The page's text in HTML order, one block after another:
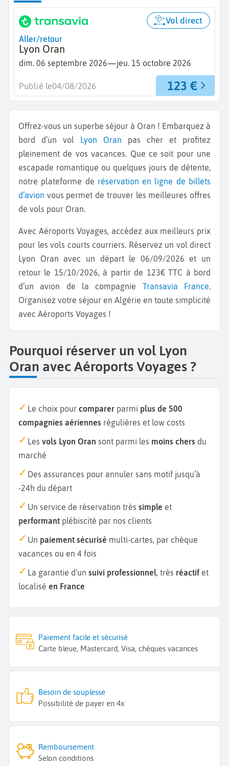
Aller/retour
Lyon Oran
dim. 06 septembre 2026—jeu. 15 octobre 2026
Vol direct
123 €
Publié le04/08/2026
Offrez-vous un superbe séjour à Oran ! Embarquez à
bord d’un vol Lyon Oran pas cher et profitez
pleinement de vos vacances. Que ce soit pour une
escapade romantique ou quelques jours de détente,
notre plateforme de réservation en ligne de billets
d’avion vous permet de trouver les meilleures offres
de vols pour Oran.
Avec Aéroports Voyages, accédez aux meilleurs prix
pour les vols courts courriers. Réservez un vol direct
Lyon Oranavec un départ le 06/09/2026 et un
retour le 15/10/2026, à partir de 123€ TTC à bord
d’un avion de la compagnie Transavia France.
Organisez votre séjour en Algérie en toute simplicité
avec Aéroports Voyages !
Pourquoi réserver un vol Lyon
Oran avec Aéroports Voyages ?
Le choix pour comparer parmi plus de 500
compagnies aériennes régulières et low costs
Les vols Lyon Oran sont parmi les moins chers du
marché
Des assurances pour annuler sans motif jusqu’à
-24h du départ
Un service de réservation très simple et
performant plébiscité par nos clients
Un paiement sécurisé multi-cartes, par chèque
vacances ou en 4 fois
La garantie d'un suivi professionnel, très réactif et
localisé en France
Paiement facile et sécurisé
Carte bleue, Mastercard, Visa, chèques vacances
Besoin de souplesse
Possibilité de payer en 4x
Remboursement
Selon conditions